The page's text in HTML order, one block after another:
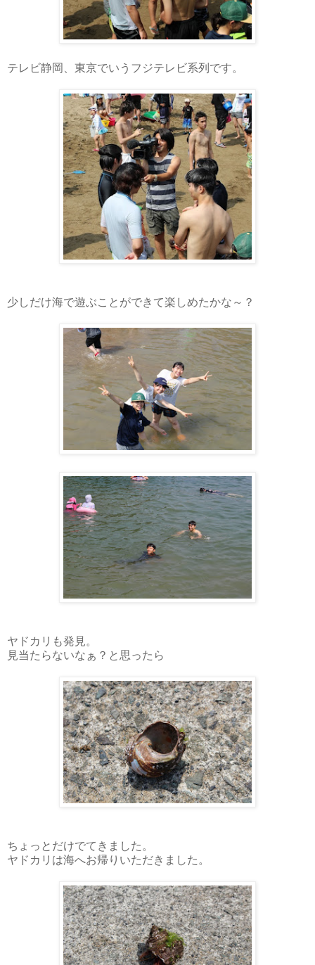
テレビ静岡、東京でいうフジテレビ系列です。
少しだけ海で遊ぶことができて楽しめたかな～？
ヤドカリも発見。
見当たらないなぁ？と思ったら
ちょっとだけでてきました。
ヤドカリは海へお帰りいただきました。